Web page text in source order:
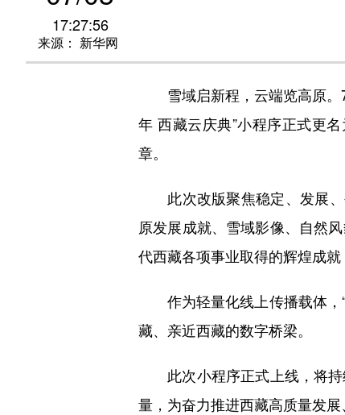
17:27:56
来源： 新华网
雪域启新程，云端览高原。
年 西藏云庆典”小程序正式更名
章。
此次改版聚焦稳定、发展
原发展成就、雪域影像、自然
代西藏各项事业取得的辉煌成
作为轻量化线上传播载体，
藏、亲近西藏的数字桥梁。
此次小程序正式上线，将
量，为奋力推进西藏高质量发